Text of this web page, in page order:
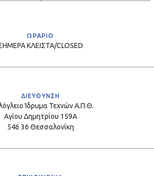
ΩΡΑΡΙΟ
ΚΛΕΙΣΤΑ/CLOSED
ΔΙΕΥΘΥΝΣΗ
Ίδρυμα Τεχνών Α.Π.Θ.
Αγίου Δημητρίου 159Α
546 36 Θεσσαλονίκη